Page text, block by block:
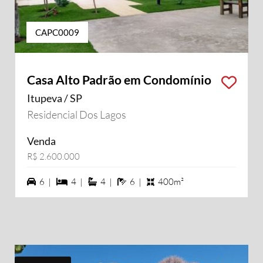
CAPC0009
Casa Alto Padrão em Condomínio
Itupeva / SP
Residencial Dos Lagos
Venda
R$ 2.600.000
6 vagas na garagem
6 | 4 dormiórios
4 | 4 suítes
4 | 6 banheiros
6 | 400m²